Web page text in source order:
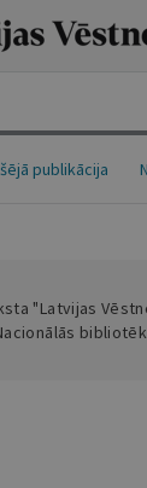
publikācija
"Latvijas